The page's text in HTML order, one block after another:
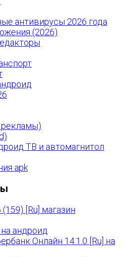
антивирусы 2026 года
(2026)
ТВ и автомагнитол
apk
(159) [Ru] магазин
андроид
Онлайн 14.1.0 [Ru] на